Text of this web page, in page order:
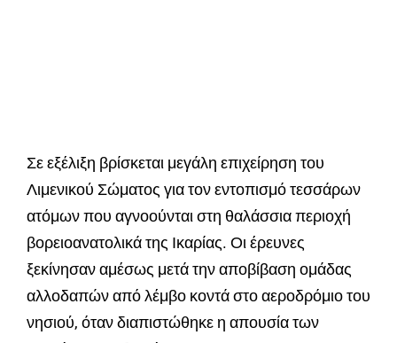
Σε εξέλιξη βρίσκεται μεγάλη επιχείρηση του
Λιμενικού Σώματος για τον εντοπισμό τεσσάρων
ατόμων που αγνοούνται στη θαλάσσια περιοχή
βορειοανατολικά της Ικαρίας. Οι έρευνες
ξεκίνησαν αμέσως μετά την αποβίβαση ομάδας
αλλοδαπών από λέμβο κοντά στο αεροδρόμιο του
νησιού, όταν διαπιστώθηκε η απουσία των